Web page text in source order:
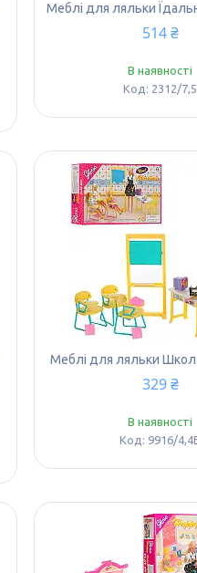
Меблі для ляльки
514 ₴
В наявності
2312/7,5
Меблі для ляльки
329 ₴
В наявності
9916/